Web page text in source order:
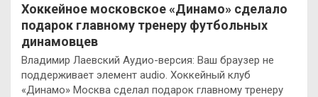
Хоккейное московское «Динамо» сделало
подарок главному тренеру футбольных
динамовцев
Владимир Лаевский Аудио-версия: Ваш браузер не
поддерживает элемент audio. Хоккейный клуб
«Динамо» Москва сделал подарок главному тренеру